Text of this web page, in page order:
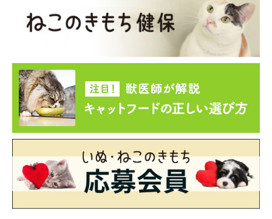
掲載協力/Instagram(@siberian_anzu_room、@leechann0809、
@i_usa.i_usa、@makimakimaama@komajiro_tolucky) ※この記
事は投稿者さまにご了承をいただいたうえで制作しています。
取材・文/仲田陽子
※一部写真はスマホアプリ「いぬ・ねこのきもち」で投稿された
ものです。
※記事と一部写真に関連性はありませんので予めご了承くださ
い。